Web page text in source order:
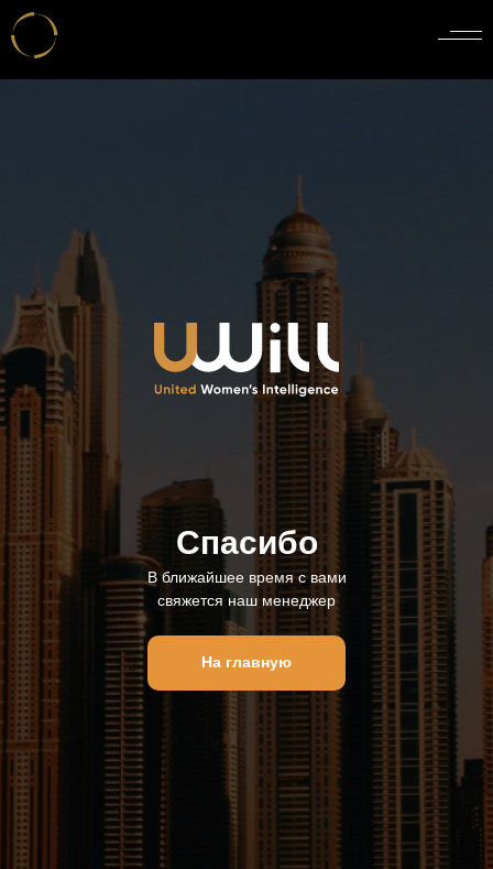
Спасибо
В ближайшее время с вами
свяжется наш менеджер
На главную